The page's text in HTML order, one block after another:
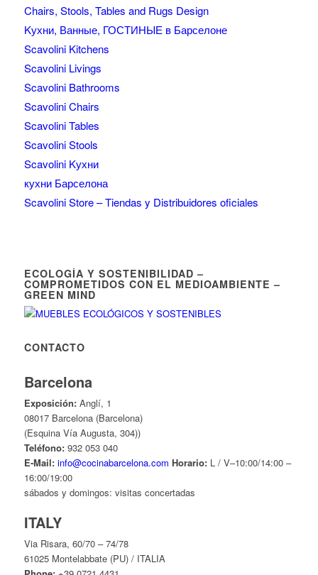
Chairs, Stools, Tables and Rugs Design
Kухни, Ванные, ГОСТИНЫЕ в Барселоне
Scavolini Kitchens
Scavolini Livings
Scavolini Bathrooms
Scavolini Chairs
Scavolini Tables
Scavolini Stools
Scavolini Kухни
кухни Барселона
Scavolini Store – Tiendas y Distribuidores oficiales
ECOLOGÍA Y SOSTENIBILIDAD –
COMPROMETIDOS CON EL MEDIOAMBIENTE –
GREEN MIND
CONTACTO
Barcelona
Exposición:Anglí, 1
08017 Barcelona (Barcelona)
(Esquina Vía Augusta, 304))
Teléfono:932 053 040
E-Mail: info@cocinabarcelona.com Horario:L / V–10:00/14:00 –
16:00/19:00
sábados y domingos: visitas concertadas
ITALY
Via Risara, 60/70 – 74/78
61025 Montelabbate (PU) / ITALIA